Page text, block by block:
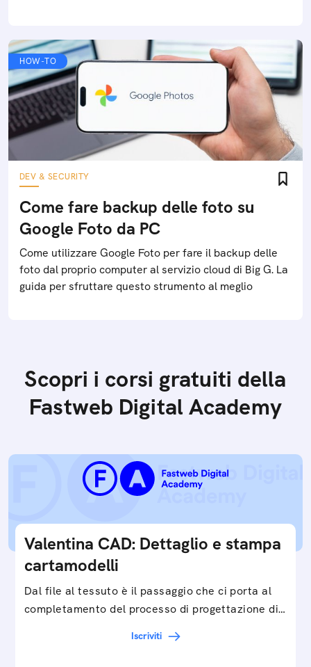
HOW-TO
DEV & SECURITY
Come fare backup delle foto su
Google Foto da PC
Come utilizzare Google Foto per fare il backup delle
foto dal proprio computer al servizio cloud di Big G. La
guida per sfruttare questo strumento al meglio
Scopri i corsi gratuiti della
Fastweb Digital Academy
Valentina CAD: Dettaglio e stampa
cartamodelli
Dal file al tessuto è il passaggio che ci porta al
completamento del processo di progettazione di
Iscriviti